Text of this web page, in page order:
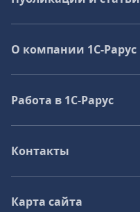
О компании 1C-Рарус
Работа в 1С‑Рарус
Контакты
Карта сайта